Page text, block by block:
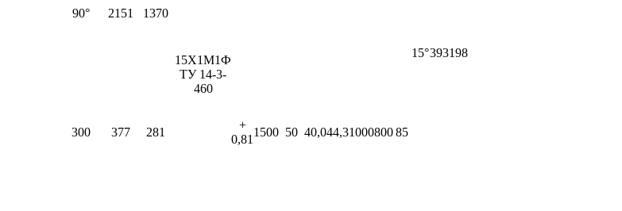
15Х1М1Ф
ТУ 14-3-
460
90° 2151 1370
300 377 281
+
0,81
1500 50 40,044,3100080085
15°393198